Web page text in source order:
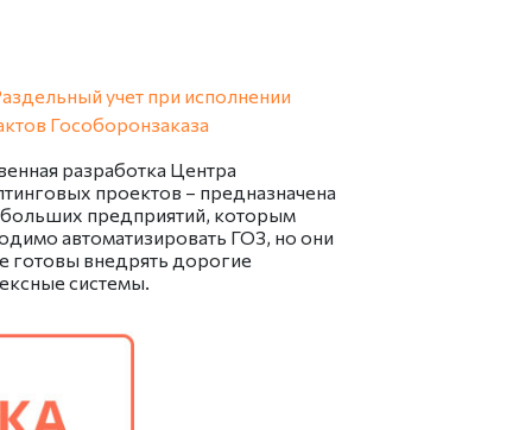
учет при исполнении
Гособоронзаказа
разработка Центра
проектов – предназначена
предприятий, которым
автоматизировать ГОЗ, но они
готовы внедрять дорогие
системы.